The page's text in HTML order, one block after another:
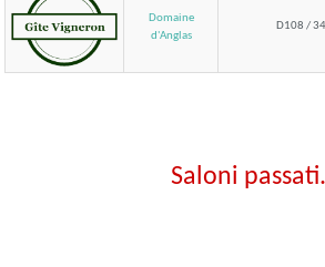
Domaine
d'Anglas
D108 /
Saloni passati.